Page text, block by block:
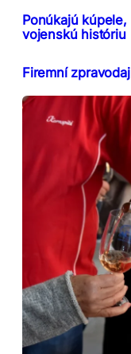
Ponúkajú
vojenskú históriu
Firemní